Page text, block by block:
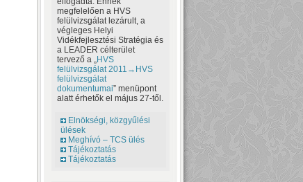
megfelelően a HVS
felülvizsgálat lezárult, a
végleges Helyi
Vidékfejlesztési Stratégia és
a LEADER célterület
tervező a „HVS
felülvizsgálat 2011→HVS
felülvizsgálat
dokumentumai” menüpont
alatt érhetők el május 27-től.
Elnökségi, közgyűlési
ülések
Meghívó – TCS ülés
Tájékoztatás
Tájékoztatás